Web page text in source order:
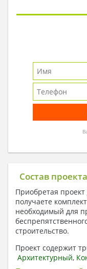
Состав проекта
Приобретая
получаете
необходимый для
строительство.
Проект содержит
Архитектурный,
отопление,